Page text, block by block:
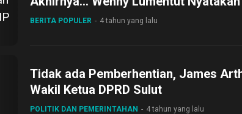
BERITA POPULER 4 tahun yang lalu
Tidak ada Pemberhentian, James
Wakil Ketua DPRD Sulut
POLITIK DAN PEMERINTAHAN 4 tahun yang lalu